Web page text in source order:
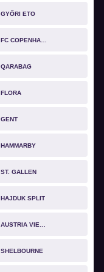
GYŐRI ETO
FC COPENHAGEN
QARABAG
FLORA
GENT
HAMMARBY
ST. GALLEN
HAJDUK SPLIT
SHELBOURNE